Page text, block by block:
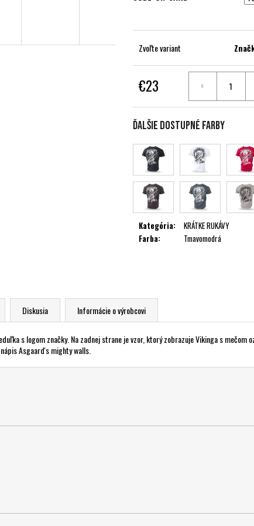
Zvoľte variant
€23
cena:
Ďalšie dostupné farby
Kategória:
KRÁTKE RUKÁVY
Farba: Tmavomodrá
Diskusia Informácie o výrobcovi
s logom značky. Na zadnej strane je vzor, ktorý zobrazuje Vikinga s mečom
Asgaard's mighty walls.